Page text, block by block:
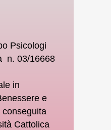
Psicologi
n. 03/16668
in
e
conseguita
Cattolica